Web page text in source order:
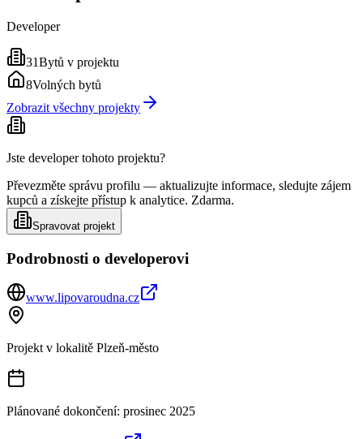
Developer
31Bytů v projektu
8Volných bytů
Zobrazit všechny projekty
Jste developer tohoto projektu?
Převezměte správu profilu — aktualizujte informace, sledujte zájem
kupců a získejte přístup k analytice. Zdarma.
Spravovat projekt
Podrobnosti o developerovi
www.lipovaroudna.cz
Projekt v lokalitě Plzeň-město
Plánované dokončení: prosinec 2025